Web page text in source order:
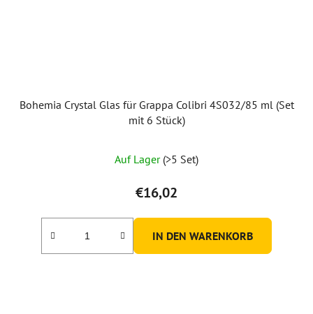
Bohemia Crystal Glas für Grappa Colibri 4S032/85 ml (Set
mit 6 Stück)
Auf Lager (>5 Set)
€16,02
IN DEN WARENKORB